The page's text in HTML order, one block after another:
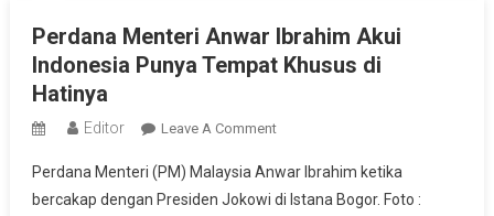
Perdana Menteri Anwar Ibrahim Akui
Indonesia Punya Tempat Khusus di
Hatinya
Editor Leave A CommentOn
Menteri
Anwar
Perdana Menteri (PM) Malaysia Anwar Ibrahim ketika
bercakap dengan Presiden Jokowi di Istana Bogor. Foto :